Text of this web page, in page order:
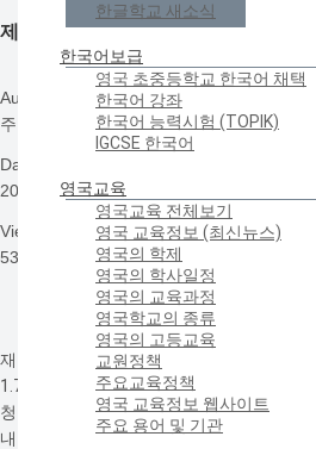
한글학교 새소식
한국어보급
영국 초중등학교 한국어 채택
한국어 강좌
한국어 능력시험 (TOPIK)
IGCSE 한국어
영국교육
영국교육 전체보기
영국 교육정보 (최신뉴스)
영국의 학제
영국의 학사일정
영국의 교육과정
영국학교의 종류
영국의 고등교육
교원정책
주요교육정책
영국 교육정보 웹사이트
주요 용어 및 기관
제1회 영국 청소년 역사 문화 캠프 개최
Author
주영한국교육원
Date
2017-01-11 09:22
Views
5355
재영한글학교협의회가 주최한 제1회 영국
1.7(토)-8(일)에 개최되었습니다. 이번 캠프
청소년이 참석하였으며, 우리 역사 이해를
내 및 비전 특강 등으로 구성되었습니다.